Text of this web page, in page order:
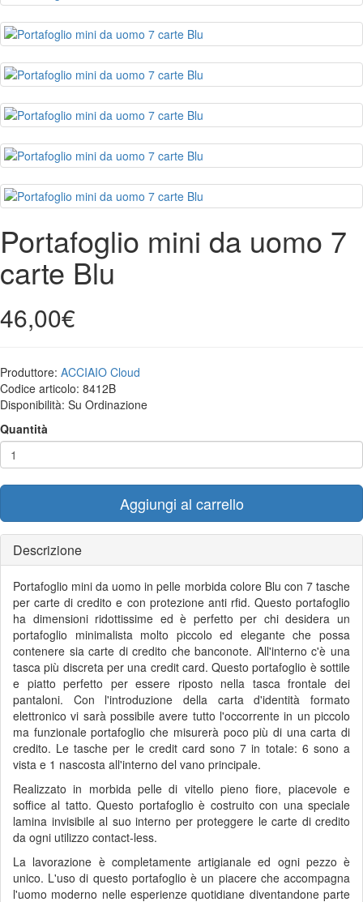
Portafoglio mini da uomo 7
carte Blu
46,00€
Produttore: ACCIAIO Cloud
Codice articolo: 8412B
Disponibilità: Su Ordinazione
Quantità
Aggiungi al carrello
Descrizione
Portafoglio mini da uomo in pelle morbida colore Blu con 7 tasche
per carte di credito e con protezione anti rfid. Questo portafoglio
ha dimensioni ridottissime ed è perfetto per chi desidera un
portafoglio minimalista molto piccolo ed elegante che possa
contenere sia carte di credito che banconote. All'interno c'è una
tasca più discreta per una credit card. Questo portafoglio è sottile
e piatto perfetto per essere riposto nella tasca frontale dei
pantaloni. Con l'introduzione della carta d'identità formato
elettronico vi sarà possibile avere tutto l'occorrente in un piccolo
ma funzionale portafoglio che misurerà poco più di una carta di
credito. Le tasche per le credit card sono 7 in totale: 6 sono a
vista e 1 nascosta all'interno del vano principale.
Realizzato in morbida pelle di vitello pieno fiore, piacevole e
soffice al tatto. Questo portafoglio è costruito con una speciale
lamina invisibile al suo interno per proteggere le carte di credito
da ogni utilizzo contact-less.
La lavorazione è completamente artigianale ed ogni pezzo è
unico. L'uso di questo portafoglio è un piacere che accompagna
l'uomo moderno nelle esperienze quotidiane diventandone parte